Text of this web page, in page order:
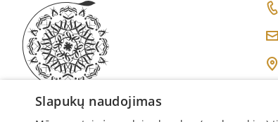
Slapukų naudojimas